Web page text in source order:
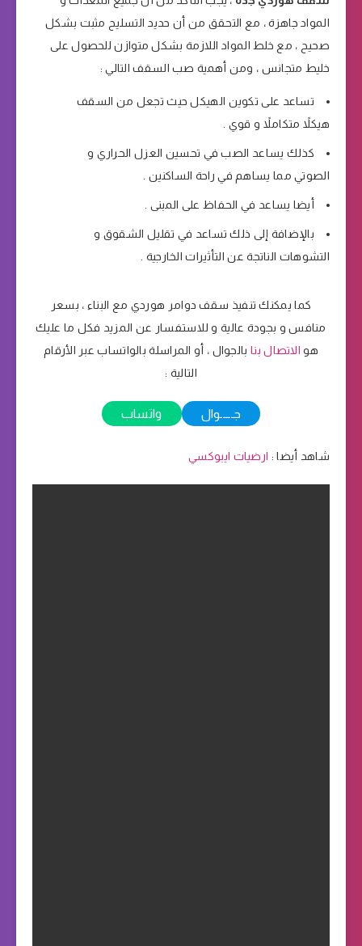
المواد جاهزة ، مع التحقق من أن حديد التسليح مثبت بشكل
صحيح ، مع خلط المواد اللازمة بشكل متوازن للحصول على
خليط متجانس ، ومن أهمية صب السقف التالي :
تساعد على تكوين الهيكل حيث تجعل من السقف
هيكلاً متكاملاً و قوي .
كذلك يساعد الصب في تحسين العزل الحراري و
الصوتي مما يساهم في راحة الساكنين .
أيضا يساعد في الحفاظ على المبنى .
بالإضافة إلى ذلك تساعد في تقليل الشقوق و
التشوهات الناتجة عن التأثيرات الخارجية .
كما يمكنك تنفيذ سقف دوامر هوردي مع البناء ، بسعر
منافس و بجودة عالية و للاستفسار عن المزيد فكل ما عليك
هو الاتصال بنا بالجوال ، أو المراسلة بالواتساب عبر الأرقام
التالية :
جـــــوال واتساب
شاهد أيضا : ارضيات ايبوكسي